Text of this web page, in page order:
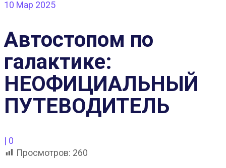
10 Мар 2025
Автостопом по
галактике:
НЕОФИЦИАЛЬНЫЙ
ПУТЕВОДИТЕЛЬ
| 0
Просмотров: 260